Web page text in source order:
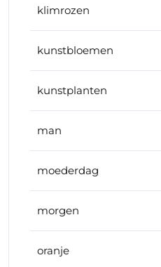
klimrozen
kunstbloemen
kunstplanten
man
moederdag
morgen
oranje